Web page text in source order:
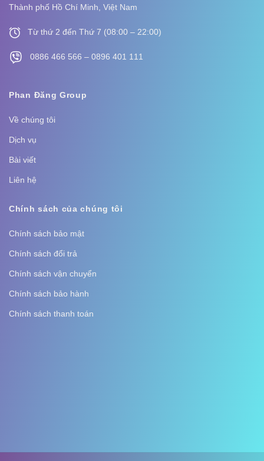
Thành phố Hồ Chí Minh, Việt Nam
Từ thứ 2 đến Thứ 7 (08:00 – 22:00)
0886 466 566 – 0896 401 111
Phan Đăng Group
Về chúng tôi
Dịch vụ
Bài viết
Liên hệ
Chính sách của chúng tôi
Chính sách bảo mật
Chính sách đổi trả
Chính sách vận chuyển
Chính sách bảo hành
Chính sách thanh toán